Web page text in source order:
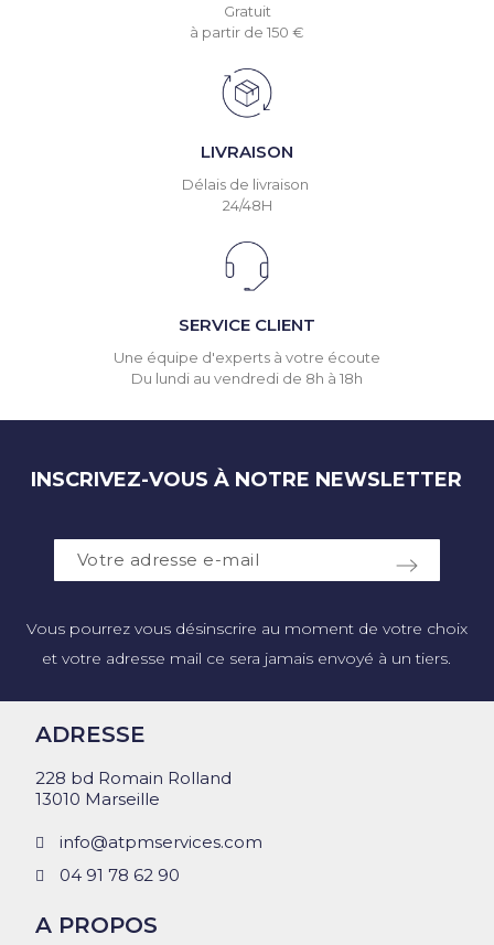
Gratuit
à partir de 150 €
LIVRAISON
Délais de livraison
24/48H
SERVICE CLIENT
Une équipe d'experts à votre écoute
Du lundi au vendredi de 8h à 18h
INSCRIVEZ-VOUS À NOTRE NEWSLETTER
Vous pourrez vous désinscrire au moment de votre choix
et votre adresse mail ce sera jamais envoyé à un tiers.
ADRESSE
228 bd Romain Rolland
13010 Marseille
info@atpmservices.com
04 91 78 62 90
A PROPOS